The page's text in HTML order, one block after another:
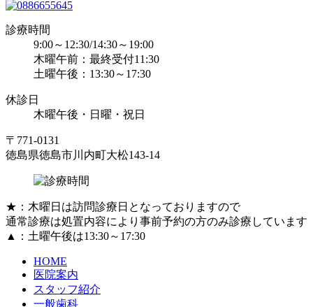
診療時間
9:00～12:30/14:30～19:00
木曜午前：最終受付11:30
土曜午後：13:30～17:30
休診日
木曜午後・日曜・祝日
〒771-0131
徳島県徳島市川内町大松143-14
★： 木曜日は訪問診療日となっておりますので
通常診療は処置内容により事前予約の方のみ診療しています
▲：土曜午後は13:30～17:30
HOME
医院案内
スタッフ紹介
一般歯科